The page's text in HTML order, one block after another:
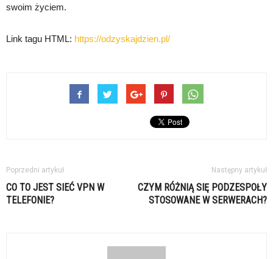
swoim życiem.
Link tagu HTML: https://odzyskajdzien.pl/
Poprzedni artykuł
CO TO JEST SIEĆ VPN W
TELEFONIE?
Następny artykuł
CZYM RÓŻNIĄ SIĘ PODZESPOŁY
STOSOWANE W SERWERACH?